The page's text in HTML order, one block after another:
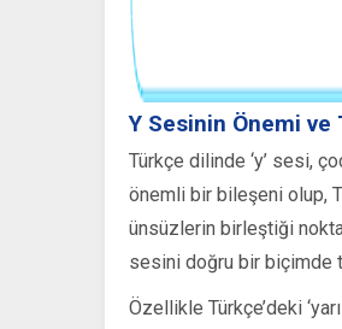
Y Sesinin Önemi ve
Türkçe dilinde ‘y’ sesi,
önemli bir bileşeni olup,
ünsüzlerin birleştiği
sesini doğru bir biçimde
Özellikle Türkçe’deki